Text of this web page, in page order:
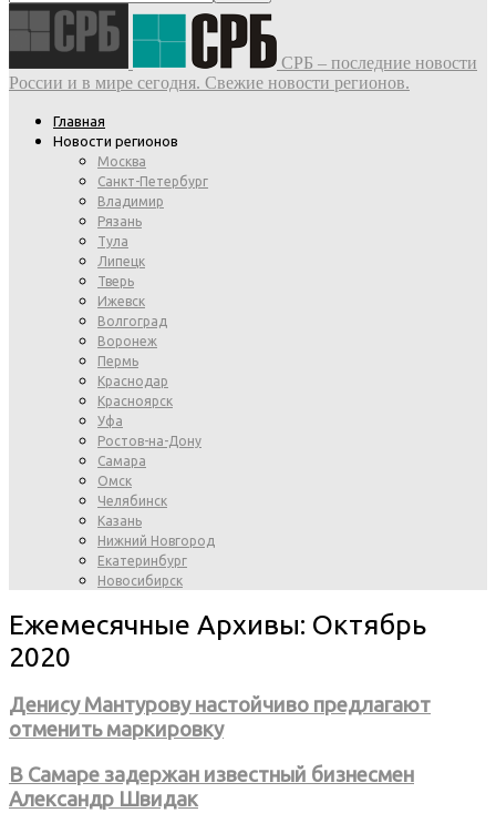
СРБ – последние новости
России и в мире сегодня. Свежие новости регионов.
Главная
Новости регионов
Москва
Санкт-Петербург
Владимир
Рязань
Тула
Липецк
Тверь
Ижевск
Волгоград
Воронеж
Пермь
Краснодар
Красноярск
Уфа
Ростов-на-Дону
Самара
Омск
Челябинск
Казань
Нижний Новгород
Екатеринбург
Новосибирск
Ежемесячные Архивы: Октябрь
2020
Денису Мантурову настойчиво предлагают
отменить маркировку
В Самаре задержан известный бизнесмен
Александр Швидак